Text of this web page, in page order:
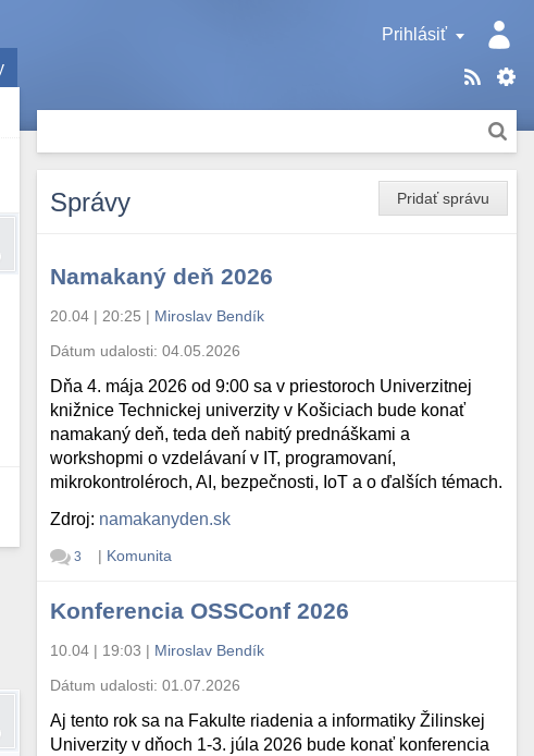
Prihlásiť
Pridať správu
Správy
Namakaný deň 2026
20.04 | 20:25 | Miroslav Bendík
Dátum udalosti:04.05.2026
Dňa 4. mája 2026 od 9:00 sa v priestoroch Univerzitnej
knižnice Technickej univerzity v Košiciach bude konať
namakaný deň, teda deň nabitý prednáškami a
workshopmi o vzdelávaní v IT, programovaní,
mikrokontroléroch, AI, bezpečnosti, IoT a o ďalších témach.
Zdroj: namakanyden.sk
3 | Komunita
Konferencia OSSConf 2026
10.04 | 19:03 | Miroslav Bendík
Dátum udalosti:01.07.2026
Aj tento rok sa na Fakulte riadenia a informatiky Žilinskej
Univerzity v dňoch 1-3. júla 2026 bude konať konferencia